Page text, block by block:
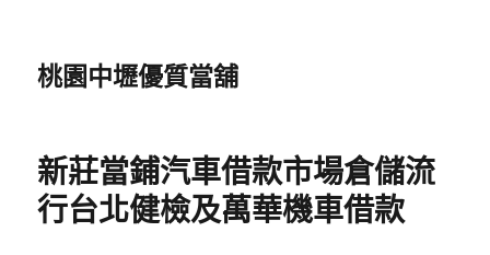
桃園中壢優質當舖
新莊當鋪汽車借款市場倉儲流
行台北健檢及萬華機車借款